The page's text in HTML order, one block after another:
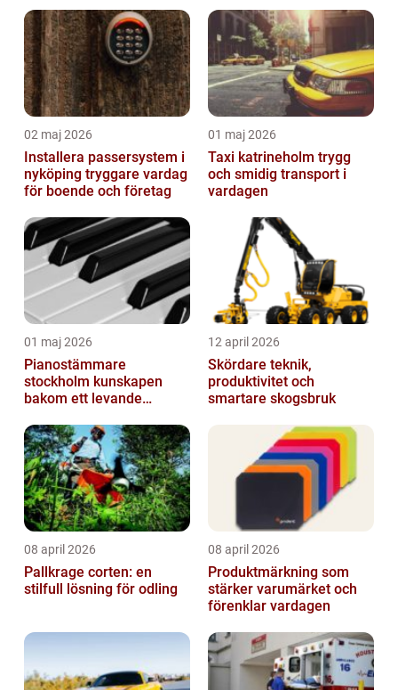
02 maj 2026
Installera passersystem i
nyköping tryggare vardag
för boende och företag
01 maj 2026
Taxi katrineholm trygg
och smidig transport i
vardagen
01 maj 2026
Pianostämmare
stockholm kunskapen
bakom ett levande
12 april 2026
Skördare teknik,
produktivitet och
smartare skogsbruk
08 april 2026
Pallkrage corten: en
stilfull lösning för odling
08 april 2026
Produktmärkning som
stärker varumärket och
förenklar vardagen